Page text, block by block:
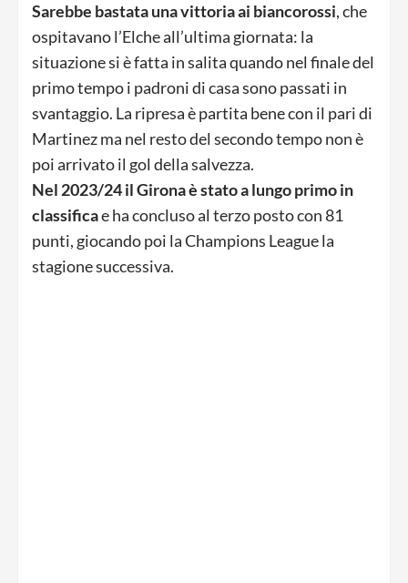
Sarebbe bastata una vittoria ai biancorossi, che
ospitavano l’Elche all’ultima giornata: la
situazione si è fatta in salita quando nel finale del
primo tempo i padroni di casa sono passati in
svantaggio. La ripresa è partita bene con il pari di
Martinez ma nel resto del secondo tempo non è
poi arrivato il gol della salvezza.
Nel 2023/24 il Girona è stato a lungo primo in
classificae ha concluso al terzo posto con 81
punti, giocando poi la Champions League la
stagione successiva.